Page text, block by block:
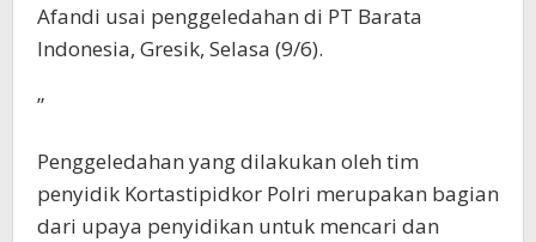
Afandi usai penggeledahan di PT Barata
Indonesia, Gresik, Selasa (9/6).
”
Penggeledahan yang dilakukan oleh tim
penyidik Kortastipidkor Polri merupakan bagian
dari upaya penyidikan untuk mencari dan